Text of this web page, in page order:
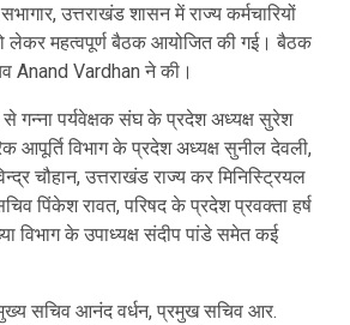
उत्तराखंड शासन में राज्य कर्मचारियों
लेकर महत्वपूर्ण बैठक आयोजित की गई। बैठक
Anand Vardhan ने की।
गन्ना पर्यवेक्षक संघ के प्रदेश अध्यक्ष सुरेश
आपूर्ति विभाग के प्रदेश अध्यक्ष सुनील देवली,
चौहान, उत्तराखंड राज्य कर मिनिस्ट्रियल
पिंकेश रावत, परिषद के प्रदेश प्रवक्ता हर्ष
विभाग के उपाध्यक्ष संदीप पांडे समेत कई
सचिव आनंद वर्धन, प्रमुख सचिव आर.